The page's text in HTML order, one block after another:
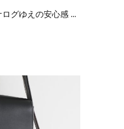
グゆえの安心感